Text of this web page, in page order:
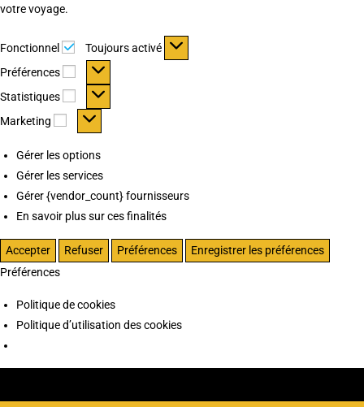
votre voyage.
Fonctionnel Fonctionnel
Toujours activé
Préférences
Préférences
Statistiques Statistiques
Marketing Marketing
Gérer les options
Gérer les services
Gérer {vendor_count} fournisseurs
En savoir plus sur ces finalités
Accepter Refuser Préférences
Enregistrer les préférences
Préférences
Politique de cookies
Politique d’utilisation des cookies